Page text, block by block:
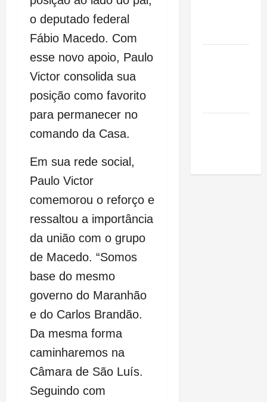
o deputado federal
Fábio Macedo. Com
esse novo apoio, Paulo
Victor consolida sua
posição como favorito
para permanecer no
comando da Casa.
Em sua rede social,
Paulo Victor
comemorou o reforço e
ressaltou a importância
da união com o grupo
de Macedo. “Somos
base do mesmo
governo do Maranhão
e do Carlos Brandão.
Da mesma forma
caminharemos na
Câmara de São Luís.
Seguindo com